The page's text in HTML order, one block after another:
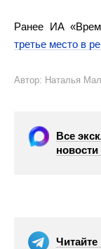
Ранее ИА
третье место в
Автор: Наталья
Все